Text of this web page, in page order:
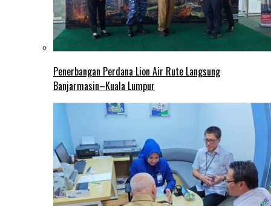
Penerbangan Perdana Lion Air Rute Langsung
Banjarmasin–Kuala Lumpur